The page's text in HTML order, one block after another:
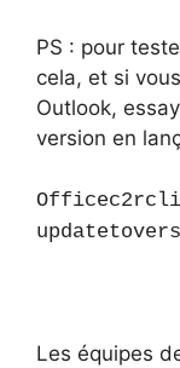
PS : pour
cela, et si
Outlook,
version en
Les équipes